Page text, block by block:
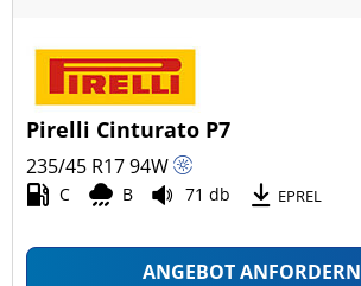
Pirelli Cinturato P7
235/45 R1794W
C B 71 db EPREL
ANGEBOT ANFORDERN